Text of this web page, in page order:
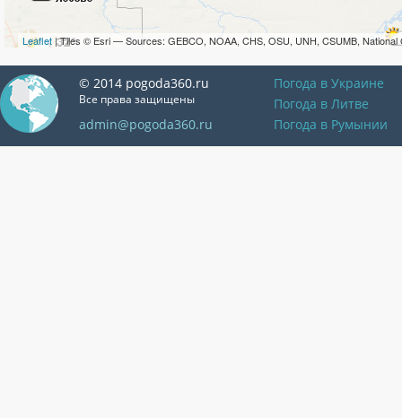
Leaflet | Tiles © Esri — Sources: GEBCO, NOAA, CHS, OSU, UNH, CSUMB, National
© 2014 pogoda360.ru
Все права защищены
admin@pogoda360.ru
Погода в Украине
Погода в Литве
Погода в Румынии